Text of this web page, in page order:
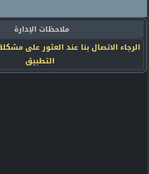
ملاحظات الإدارة
الرجاء الاتصال بنا عند العثور على
التطبيق